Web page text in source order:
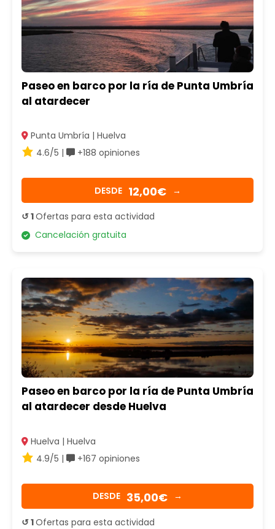
Paseo en barco por la ría de Punta Umbría
al atardecer
Punta Umbría | Huelva
4.6/5 |
+188 opiniones
DESDE 12,00€ →
↺ 1Ofertas para esta actividad
Cancelación gratuita
Paseo en barco por la ría de Punta Umbría
al atardecer desde Huelva
Huelva | Huelva
4.9/5 |
+167 opiniones
DESDE 35,00€ →
↺ 1Ofertas para esta actividad